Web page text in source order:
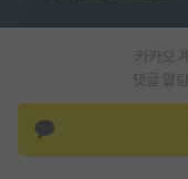
반도체/AI 게시판
장학금/장학생 게
홍보 게시판
카카오
댓글 알